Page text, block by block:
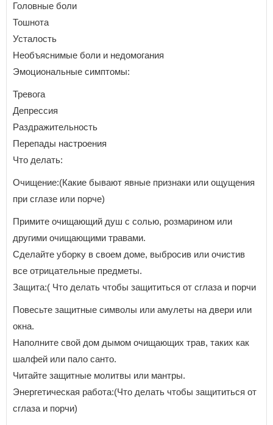
Головные боли
Тошнота
Усталость
Необъяснимые боли и недомогания
Эмоциональные симптомы:
Тревога
Депрессия
Раздражительность
Перепады настроения
Что делать:
Очищение:(Какие бывают явные признаки или ощущения
при сглазе или порче)
Примите очищающий душ с солью, розмарином или
другими очищающими травами.
Сделайте уборку в своем доме, выбросив или очистив
все отрицательные предметы.
Защита:( Что делать чтобы защититься от сглаза и порчи
Повесьте защитные символы или амулеты на двери или
окна.
Наполните свой дом дымом очищающих трав, таких как
шалфей или пало санто.
Читайте защитные молитвы или мантры.
Энергетическая работа:(Что делать чтобы защититься от
сглаза и порчи)